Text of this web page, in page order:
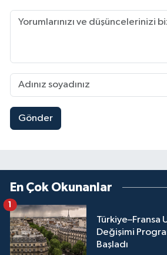
Gönder
En Çok Okunanlar
Türkiye–Fransa
Değişimi
Başladı
1